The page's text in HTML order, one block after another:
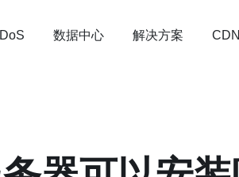
数据中心 解决方案 CDN